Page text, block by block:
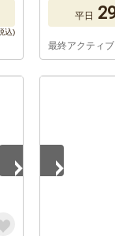
平日
最終アクティ